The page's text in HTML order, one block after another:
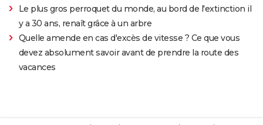
Le plus gros perroquet du monde, au bord de l'extinction il
y a 30 ans, renaît grâce à un arbre
Quelle amende en cas d'excès de vitesse ? Ce que vous
devez absolument savoir avant de prendre la route des
vacances